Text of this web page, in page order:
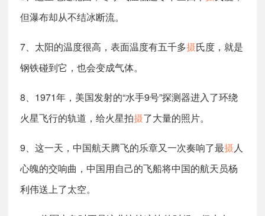
但瀑布却从不结冰断流。
7、太阳的温度很高，表面温度有五千多摄氏度，就是
钢铁碰到它，也会变成气体。
8、1971年，美国发射的“水手9号”探测器进入了环绕
火星飞行的轨道，给火星拍摄了大量的照片。
9、这一天，中国航天腾飞的乐章又一次奏响了最摄人
心魄的交响曲，中国用自己的飞船将中国的航天员杨
利伟送上了太空。